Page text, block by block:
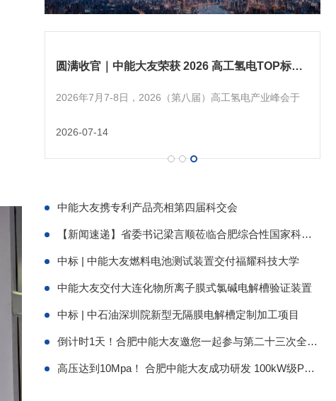
能源研究院千吨级模块化柔性合成氨设备开车成功
近日，由合肥综合性国家科学中心能源研究院（以下简
2024-12-10
中能大友携专利产品亮相第四届科交会
【新闻速递】省委书记梁言顺莅临合肥综合性国家科学中心能源研究院调研
中标 | 中能大友燃料电池测试装置交付福耀科技大学
中能大友交付大连化物所离子膜式氯碱电解槽验证装置
中标 | 中石油深圳院新型无隔膜电解槽定制加工项目
倒计时1天！合肥中能大友邀您一起参与第二十三次全国电化学大会
高压达到10Mpa！ 合肥中能大友成功研发 100kW级PEM电解槽制氢多场耦合测试设备